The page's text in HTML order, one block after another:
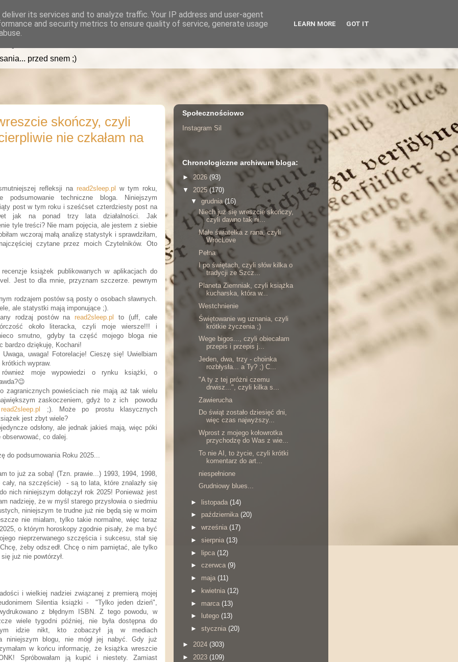
przed snem ;)
skończy, czyli
nie czkałam na
refleksji na read2sleep.pl
w tym roku,
podsumowanie techniczne bloga. Niniejszym
post w tym roku i sześćset czterdziesty post na
jak na ponad trzy lata działalności. Jak
tyle treści? Nie mam pojęcia, ale jestem z siebie
wczoraj małą analizę statystyk i sprawdziłam,
czytane przez moich Czytelników. Oto
książek publikowanych w aplikacjach do
Jest to dla mnie, przyznam szczerze. pewnym
rodzajem postów są posty o osobach sławnych.
ale statystki mają imponujące ;).
rodzaj postów naread2sleep.pl
to (uff, całe
około literacka, czyli moje wiersze!!! i
smutno, gdyby ta część mojego bloga nie
bardzo dziękuję, Kochani!
uwaga! Fotorelacje! Cieszę się! Uwielbiam
wypraw.
moje wypowiedzi o rynku książki, o
zagranicznych powieściach nie mają aż tak wielu
zaskoczeniem, gdyż to z ich powodu
read2sleep.pl
;). Może po prostu klasycznych
jest zbyt wiele?
odsłony, ale jednak jakieś mają, więc póki
co dalej.
do podsumowania Roku 2025...
to już za sobą! (Tzn. prawie...) 1993, 1994, 1998,
cały, na szczęście) - są to lata, które znalazły się
nich niniejszym dołączył rok 2025! Ponieważ jest
nadzieję, że w myśl starego przysłowia o siedmiu
niniejszym te trudne już nie będą się w moim
nie miałam, tylko takie normalne, więc teraz
o którym horoskopy zgodnie pisały, że ma być
nieprzerwanego szczęścia i sukcesu, stał się
żeby odszedł. Chcę o nim pamiętać, ale tylko
już nie powtórzył.
i wielkiej nadziei związanej z premierą mojej
Silentia książki - "Tylko jeden dzień",
z błędnym ISBN. Z tego powodu, w
wiele tygodni później, nie była dostępna do
idzie nikt, kto zobaczył ją w mediach
niniejszym blogu, nie mógł jej nabyć. Gdy już
w końcu informację, że książka wreszcie
Spróbowałam ją kupić i niestety. Zamiast
Społecznościowo
Instagram Sil
Chronologiczne archiwum bloga:
► 2026 (93)
▼ 2025(170)
▼ grudnia(16)
Niech już się wreszcie skończy,
czyli dawno tak ni...
Małe światełka z rana, czyli
WrocLove
Pełna
I po świętach, czyli słów kilka o
tradycji ze Szcz...
Planeta Ziemniak, czyli książka
kucharska, która w...
Westchnienie
Świętowanie wg uznania, czyli
krótkie życzenia ;)
Wege bigos..., czyli obiecałam
przepis i przepis j...
Jeden, dwa, trzy - choinka
rozbłysła... a Ty? ;) C...
"A ty z tej próżni czemu
drwisz...", czyli kilka s...
Zawierucha
Do świąt zostało dziesięć dni,
więc czas najwyższy...
Wprost z mojego kołowrotka
przychodzę do Was z wie...
To nie AI, to życie, czyli krótki
komentarz do art...
niespełnione
Grudniowy blues...
► listopada (14)
► października (20)
► września (17)
► sierpnia (13)
► lipca (12)
► czerwca (9)
► maja (11)
►
kwietnia (12)
► marca (13)
►
lutego (13)
► stycznia (20)
► 2024 (303)
► 2023 (109)
its services and to analyze traffic. Your IP address and user-agent
and security metrics to ensure quality of service, generate usage
LEARN MORE GOT IT